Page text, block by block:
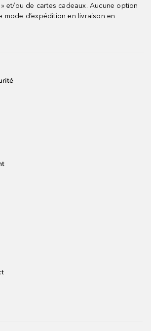
» et/ou de cartes cadeaux. Aucune option
mode d’expédition en livraison en